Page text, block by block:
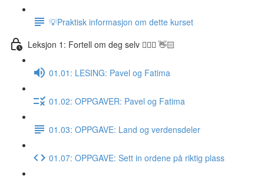
💡Praktisk informasjon om dette kurset
Leksjon 1: Fortell om deg selv 🙋🏽‍♀️ 👋🏻
01.01: LESING: Pavel og Fatima
01.02: OPPGAVER: Pavel og Fatima
01.03: OPPGAVE: Land og verdensdeler
01.07: OPPGAVE: Sett in ordene på riktig plass